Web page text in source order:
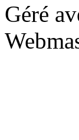
Géré